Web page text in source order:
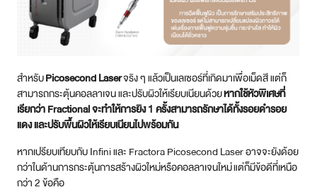
สำหรับPicosecond Laserจริง ๆ แล้วเป็นเลเซอร์ที่เกิดมาเพื่อเม็ดสี แต่ก็
สามารถกระตุ้นคอลลาเจน และปรับผิวให้เรียบเนียนด้วยหากใช้หัวพิเศษที่
เรียกว่า Fractional จะทำให้การยิง 1 ครั้งสามารถรักษาได้ทั้งรอยดำรอย
แดง และปรับพื้นผิวให้เรียบเนียนไปพร้อมกัน
หากเปรียบเทียบกับ Infini และ Fractora Picosecond Laser อาจจะยังด้อย
กว่าในด้านการกระตุ้นการสร้างผิวใหม่หรือคอลลาเจนใหม่ แต่ก็มีข้อดีที่เหนือ
กว่า 2 ข้อคือ